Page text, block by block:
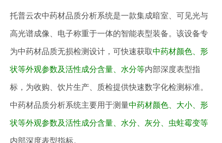
托普云农中药材品质分析系统是一款集成暗室、可见光与
高光谱成像、电子称重于一体的智能表型装备。该设备专
为中药材品质无损检测设计，可快速获取中药材颜色、形
状等外观参数及活性成分含量、水分等内部深度表型指
标，为收购、饮片生产、质检提供快速数字化检测标准。
中药材品质分析系统主要用于测量中药材颜色、大小、形
状等外观参数及活性成分含量、水分、灰分、虫蛀霉变等
内部深度表型指标。